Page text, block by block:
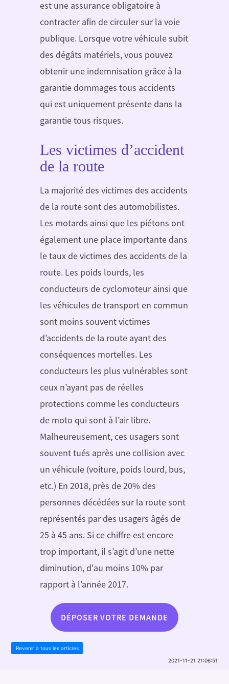
est une assurance obligatoire à
contracter afin de circuler sur la voie
publique. Lorsque votre véhicule subit
des dégâts matériels, vous pouvez
obtenir une indemnisation grâce à la
garantie dommages tous accidents
qui est uniquement présente dans la
garantie tous risques.
Les victimes d’accident
de la route
La majorité des victimes des accidents
de la route sont des automobilistes.
Les motards ainsi que les piétons ont
également une place importante dans
le taux de victimes des accidents de la
route. Les poids lourds, les
conducteurs de cyclomoteur ainsi que
les véhicules de transport en commun
sont moins souvent victimes
d’accidents de la route ayant des
conséquences mortelles. Les
conducteurs les plus vulnérables sont
ceux n’ayant pas de réelles
protections comme les conducteurs
de moto qui sont à l’air libre.
Malheureusement, ces usagers sont
souvent tués après une collision avec
un véhicule (voiture, poids lourd, bus,
etc.) En 2018, près de 20% des
personnes décédées sur la route sont
représentés par des usagers âgés de
25 à 45 ans. Si ce chiffre est encore
trop important, il s’agit d’une nette
diminution, d'au moins 10% par
rapport à l’année 2017.
2021-11-21 21:06:51
DÉPOSER VOTRE DEMANDE
Revenir à tous les articles